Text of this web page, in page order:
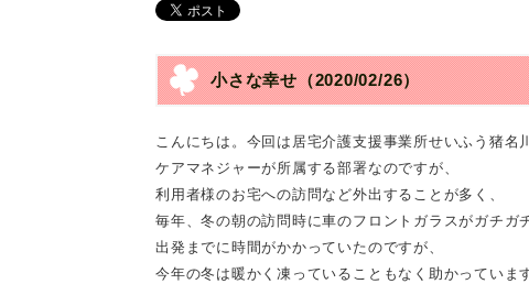
小さな幸せ（2020/02/26）
こんにちは。今回は居宅介護支援事業所せいふう猪名
ケアマネジャーが所属する部署なのですが、
利用者様のお宅への訪問など外出することが多く、
毎年、冬の朝の訪問時に車のフロントガラスがガチガ
出発までに時間がかかっていたのですが、
今年の冬は暖かく凍っていることもなく助かっていま